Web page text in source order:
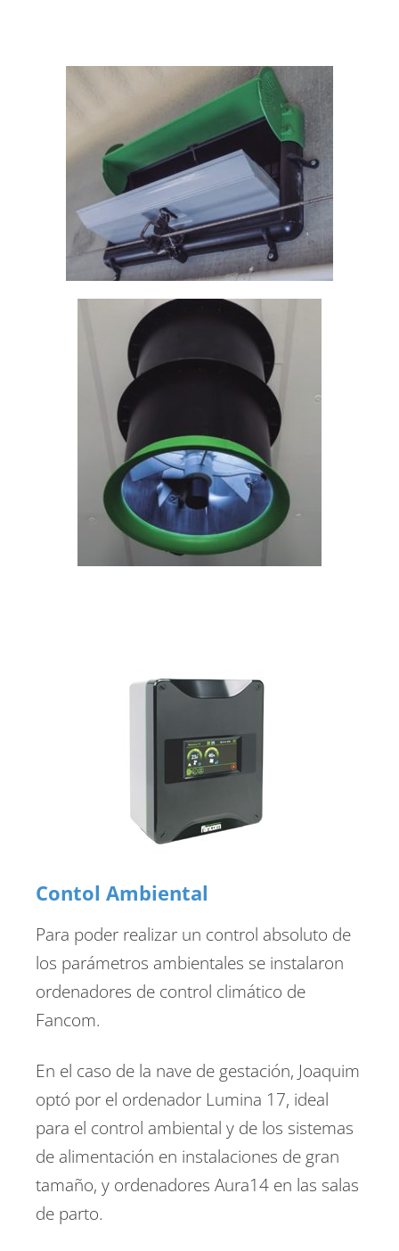
Contol Ambiental
Para poder realizar un control absoluto de
los parámetros ambientales se instalaron
ordenadores de control climático de
Fancom.
En el caso de la nave de gestación, Joaquim
optó por el ordenador Lumina 17, ideal
para el control ambiental y de los sistemas
de alimentación en instalaciones de gran
tamaño, y ordenadores Aura14 en las salas
de parto.